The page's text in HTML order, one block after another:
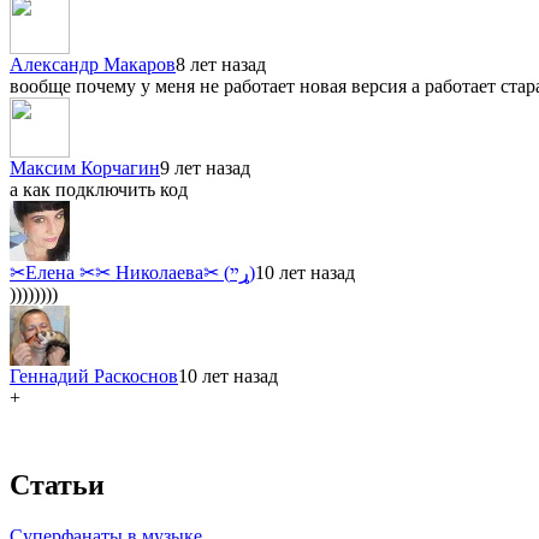
Александр Макаров8 лет назад
вообще почему у меня не работает новая версия а работает
Максим Корчагин9 лет назад
а как подключить код
✂Елена ✂✂ Николаева✂ (ړײ)
10 лет назад
))))))))
Геннадий Раскоснов10 лет назад
+
Статьи